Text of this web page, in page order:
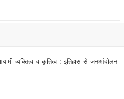
व्यक्तित्व व कृतित्व : इतिहास से जनआंदोलन